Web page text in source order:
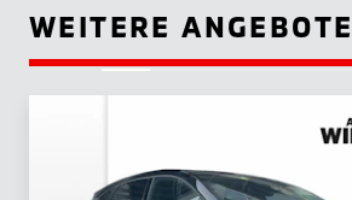
WEITERE ANGEBOTE